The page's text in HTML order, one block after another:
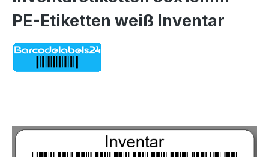
PE-Etiketten weiß Inventar